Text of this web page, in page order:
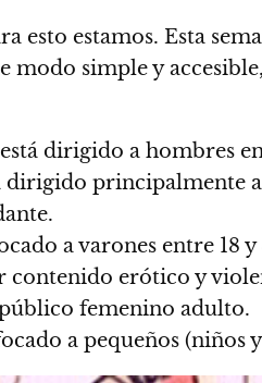
esto estamos. Esta
modo simple y
dirigido a hombres
dirigido principalmente
a varones entre 18
contenido erótico y
femenino adulto.
a pequeños (niños